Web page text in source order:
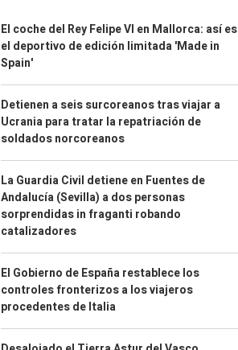
El coche del Rey Felipe VI en Mallorca: así es
el deportivo de edición limitada 'Made in
Spain'
Detienen a seis surcoreanos tras viajar a
Ucrania para tratar la repatriación de
soldados norcoreanos
La Guardia Civil detiene en Fuentes de
Andalucía (Sevilla) a dos personas
sorprendidas in fraganti robando
catalizadores
El Gobierno de España restablece los
controles fronterizos a los viajeros
procedentes de Italia